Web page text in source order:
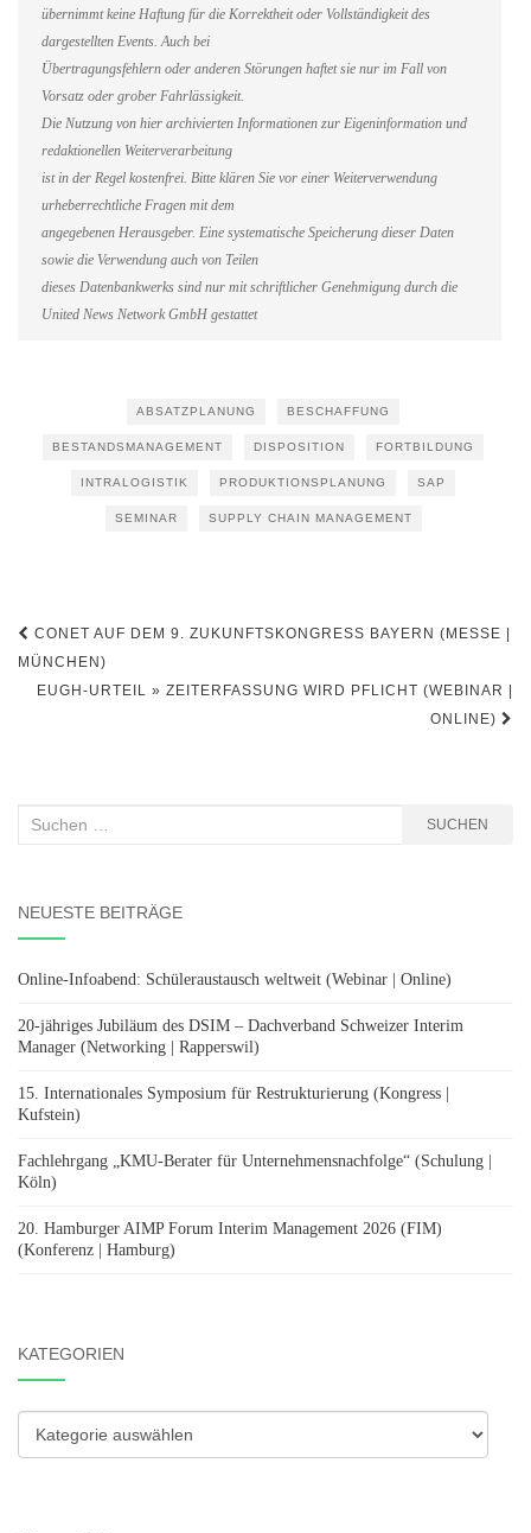
übernimmt keine Haftung für die Korrektheit oder Vollständigkeit des
dargestellten Events. Auch bei
Übertragungsfehlern oder anderen Störungen haftet sie nur im Fall von
Vorsatz oder grober Fahrlässigkeit.
Die Nutzung von hier archivierten Informationen zur Eigeninformation und
redaktionellen Weiterverarbeitung
ist in der Regel kostenfrei. Bitte klären Sie vor einer Weiterverwendung
urheberrechtliche Fragen mit dem
angegebenen Herausgeber. Eine systematische Speicherung dieser Daten
sowie die Verwendung auch von Teilen
dieses Datenbankwerks sind nur mit schriftlicher Genehmigung durch die
United News Network GmbH gestattet
ABSATZPLANUNG BESCHAFFUNG
BESTANDSMANAGEMENT DISPOSITION FORTBILDUNG
INTRALOGISTIK PRODUKTIONSPLANUNG SAP
SEMINAR SUPPLY CHAIN MANAGEMENT
Beitragsnavigation
CONET AUF DEM 9. ZUKUNFTSKONGRESS BAYERN (MESSE |
MÜNCHEN)
EUGH-URTEIL » ZEITERFASSUNG WIRD PFLICHT (WEBINAR |
ONLINE)
Suchen
SUCHEN
NEUESTE BEITRÄGE
Online-Infoabend: Schüleraustausch weltweit (Webinar | Online)
20-jähriges Jubiläum des DSIM – Dachverband Schweizer Interim
Manager (Networking | Rapperswil)
15. Internationales Symposium für Restrukturierung (Kongress |
Kufstein)
Fachlehrgang „KMU-Berater für Unternehmensnachfolge“ (Schulung |
Köln)
20. Hamburger AIMP Forum Interim Management 2026 (FIM)
(Konferenz | Hamburg)
KATEGORIEN
Kategorien